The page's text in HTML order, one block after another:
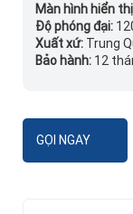
Màn hình hiển
Độ phóng đại:
Xuất xứ: Trung
Bảo hành: 12
GỌI NGAY